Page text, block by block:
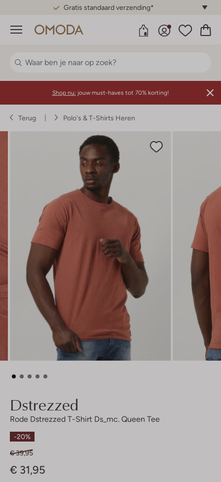
Gratis standaard verzending*
Menu
Shop nu: jouw must-haves tot 70% korting!
Terug Polo's & T-Shirts Heren
Dstrezzed
Rode Dstrezzed T-Shirt Ds_mc. Queen Tee
-20%
€ 39,95
€ 31,95